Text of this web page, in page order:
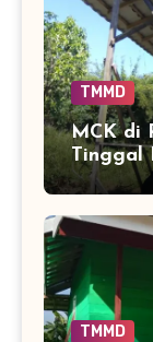
TMMD
MCK di
Tinggal
Warga
TMMD